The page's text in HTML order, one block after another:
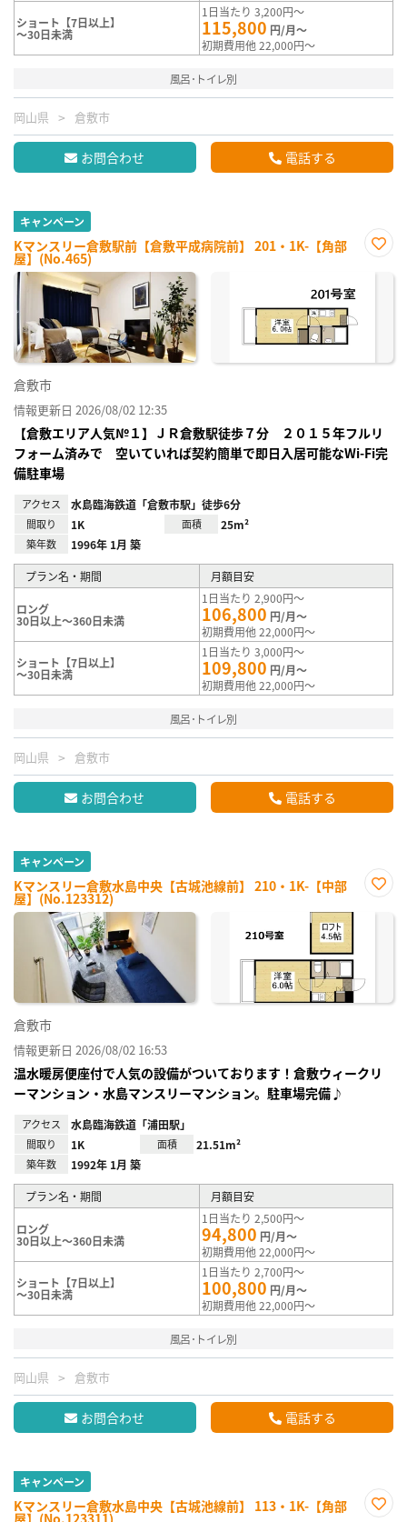
ショート【7日以上】
～30日未満
1日当たり 3,200円～
115,800 円/月～
初期費用他 22,000円～
風呂･トイレ別
岡山県 倉敷市
お問合わせ 電話する
キャンペーン
Kマンスリー倉敷駅前【倉敷平成病院前】 201・1K-【角部
屋】(No.465)
に入
倉敷市
情報更新日 2026/08/02 12:35
【倉敷エリア人気№１】ＪＲ倉敷駅徒歩７分 ２０１５年フルリ
フォーム済みで 空いていれば契約簡単で即日入居可能なWi-Fi完
備駐車場
アクセス 水島臨海鉄道「倉敷市駅」徒歩6分
間取り 1K 面積 25m²
築年数 1996年 1月 築
プラン名・期間 月額目安
ロング
30日以上～360日未満
1日当たり 2,900円～
106,800 円/月～
初期費用他 22,000円～
ショート【7日以上】
～30日未満
1日当たり 3,000円～
109,800 円/月～
初期費用他 22,000円～
風呂･トイレ別
岡山県 倉敷市
お問合わせ 電話する
キャンペーン
Kマンスリー倉敷水島中央【古城池線前】 210・1K-【中部
屋】(No.123312)
に入
倉敷市
情報更新日 2026/08/02 16:53
温水暖房便座付で人気の設備がついております！倉敷ウィークリ
ーマンション・水島マンスリーマンション。駐車場完備♪
アクセス 水島臨海鉄道「浦田駅」
間取り 1K 面積 21.51m²
築年数 1992年 1月 築
プラン名・期間 月額目安
ロング
30日以上～360日未満
1日当たり 2,500円～
94,800 円/月～
初期費用他 22,000円～
ショート【7日以上】
～30日未満
1日当たり 2,700円～
100,800 円/月～
初期費用他 22,000円～
風呂･トイレ別
岡山県 倉敷市
お問合わせ 電話する
キャンペーン
Kマンスリー倉敷水島中央【古城池線前】 113・1K-【角部
屋】(No.123311)